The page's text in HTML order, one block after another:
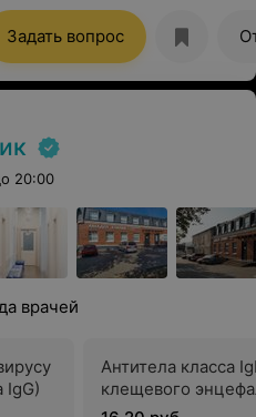
отношение к пациентам.
Задать вопрос
20:00
врачей
IgG)
Антитела класса
клещевого